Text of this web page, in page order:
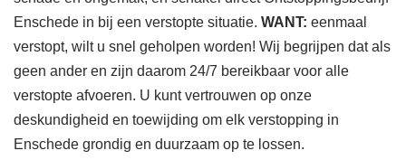
Enschede in bij een verstopte situatie. WANT: eenmaal
verstopt, wilt u snel geholpen worden! Wij begrijpen dat als
geen ander en zijn daarom 24/7 bereikbaar voor alle
verstopte afvoeren. U kunt vertrouwen op onze
deskundigheid en toewijding om elk verstopping in
Enschede grondig en duurzaam op te lossen.